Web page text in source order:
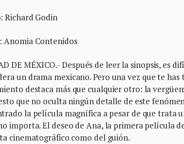
Richard Godin
Anomia Contenidos
DE MÉXICO.- Después de leer la sinopsis, es
un drama mexicano. Pero una vez que te
destaca más que cualquier otro: la
que no oculta ningún detalle de este
la película magnífica a pesar de que trata
importa. El deseo de Ana, la primera película
cinematográfico como del guión.